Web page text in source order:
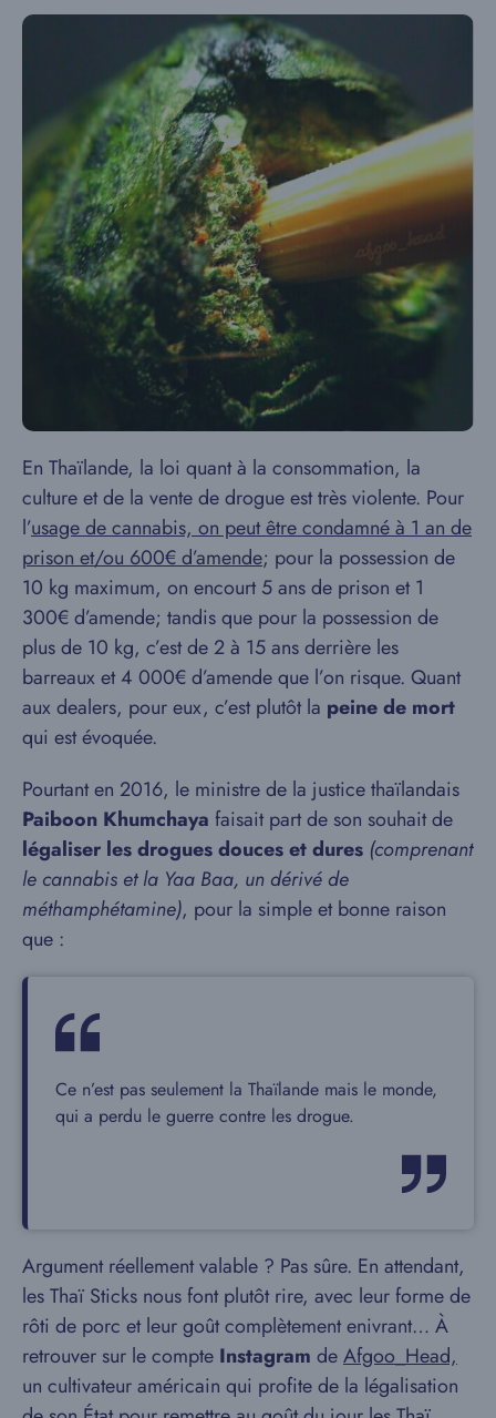
En Thaïlande, la loi quant à la consommation, la
culture et de la vente de drogue est très violente. Pour
l’usage de cannabis, on peut être condamné à 1 an de
prison et/ou 600€ d’amende; pour la possession de
10 kg maximum, on encourt 5 ans de prison et 1
300€ d’amende; tandis que pour la possession de
plus de 10 kg, c’est de 2 à 15 ans derrière les
barreaux et 4 000€ d’amende que l’on risque. Quant
aux dealers, pour eux, c’est plutôt la peine de mort
qui est évoquée.
Pourtant en 2016, le ministre de la justice thaïlandais
Paiboon Khumchaya faisait part de son souhait de
légaliser les drogues douces et dures (comprenant
le cannabis et la Yaa Baa, un dérivé de
méthamphétamine), pour la simple et bonne raison
que :
Ce n’est pas seulement la Thaïlande mais le monde,
qui a perdu le guerre contre les drogue.
Argument réellement valable ? Pas sûre. En attendant,
les Thaï Sticks nous font plutôt rire, avec leur forme de
rôti de porc et leur goût complètement enivrant… À
retrouver sur le compte Instagram deAfgoo_Head,
un cultivateur américain qui profite de la légalisation